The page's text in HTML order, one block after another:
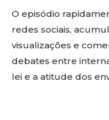
O episódio
redes sociais,
visualizações e
debates entre
lei e a atitude dos